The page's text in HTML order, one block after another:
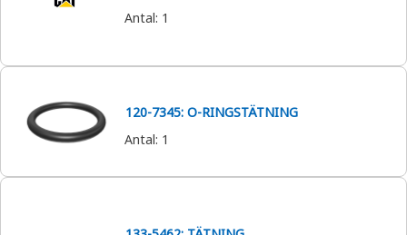
Antal: 1
120-7345: O-RINGSTÄTNING
Antal: 1